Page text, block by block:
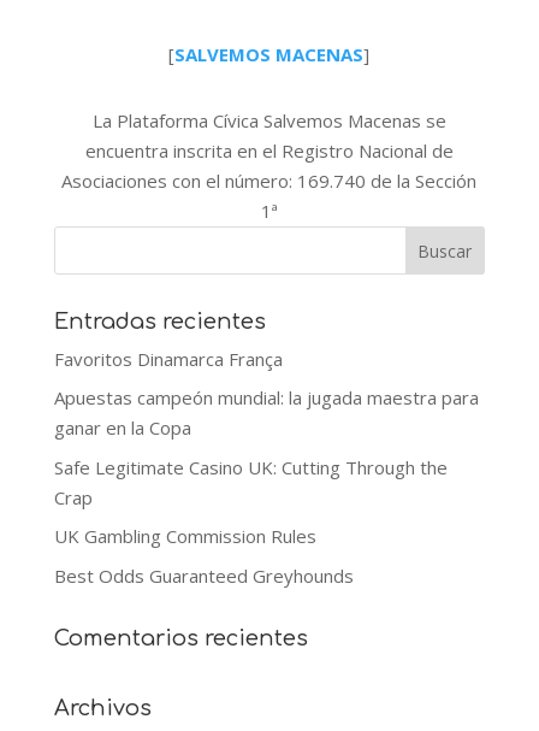
[SALVEMOS MACENAS]
La Plataforma Cívica Salvemos Macenas se
encuentra inscrita en el Registro Nacional de
Asociaciones con el número: 169.740 de la Sección
1ª
Entradas recientes
Favoritos Dinamarca França
Apuestas campeón mundial: la jugada maestra para
ganar en la Copa
Safe Legitimate Casino UK: Cutting Through the
Crap
UK Gambling Commission Rules
Best Odds Guaranteed Greyhounds
Comentarios recientes
Archivos